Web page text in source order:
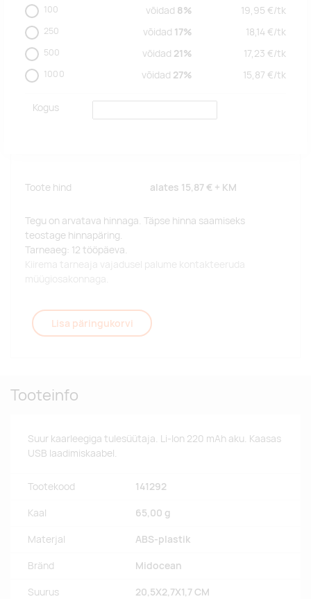
100 võidad 8% 19,95 €/tk
250 võidad 17% 18,14 €/tk
500 võidad 21% 17,23 €/tk
1000 võidad 27% 15,87 €/tk
Kogus
Toote hind alates 15,87 € + KM
Tegu on arvatava hinnaga. Täpse hinna saamiseks
teostage hinnapäring.
Tarneaeg: 12 tööpäeva.
Kiirema tarneaja vajadusel palume kontakteeruda
müügiosakonnaga.
Lisa päringukorvi
Tooteinfo
Suur kaarleegiga tulesüütaja. Li-Ion 220 mAh aku. Kaasas
USB laadimiskaabel.
Tootekood 141292
Kaal 65,00 g
Materjal ABS-plastik
Bränd Midocean
Suurus 20,5X2,7X1,7 CM